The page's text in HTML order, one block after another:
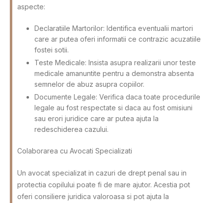
aspecte:
Declaratiile Martorilor: Identifica eventualii martori
care ar putea oferi informatii ce contrazic acuzatiile
fostei sotii.
Teste Medicale: Insista asupra realizarii unor teste
medicale amanuntite pentru a demonstra absenta
semnelor de abuz asupra copiilor.
Documente Legale: Verifica daca toate procedurile
legale au fost respectate si daca au fost omisiuni
sau erori juridice care ar putea ajuta la
redeschiderea cazului.
Colaborarea cu Avocati Specializati
Un avocat specializat in cazuri de drept penal sau in
protectia copilului poate fi de mare ajutor. Acestia pot
oferi consiliere juridica valoroasa si pot ajuta la